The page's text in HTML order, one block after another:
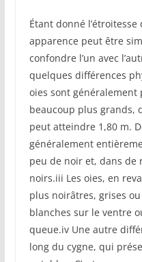
Étant donné
apparence peut être
confondre l’un avec
quelques différences
oies sont généralement
beaucoup plus grands,
peut atteindre 1,80 m.
généralement
peu de noir et, dans de
noirs.iii Les oies, en
plus noirâtres, grises
blanches sur le ventre
queue.iv Une autre
long du cygne, qui